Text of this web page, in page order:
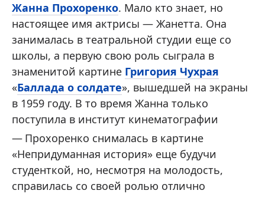
Жанна Прохоренко. Мало кто знает, но
настоящее имя актрисы — Жанетта. Она
занималась в театральной студии еще со
школы, а первую свою роль сыграла в
знаменитой картине Григория Чухрая
«Баллада о солдате», вышедшей на экраны
в 1959 году. В то время Жанна только
поступила в институт кинематографии
Прохоренко снималась в картине
«Непридуманная история» еще будучи
студенткой, но, несмотря на молодость,
справилась со своей ролью отлично